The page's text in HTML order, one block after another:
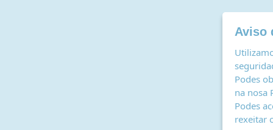
Aviso
Podes
na nosa
Podes
rexeitar